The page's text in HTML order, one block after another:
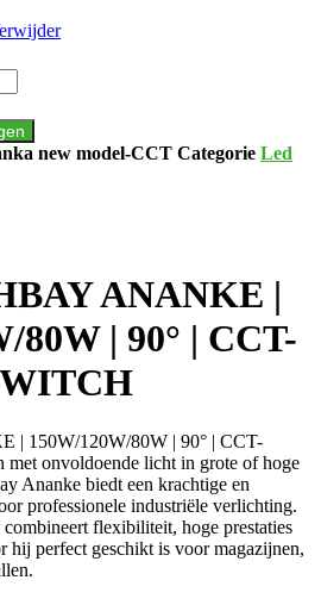
new model-CCT Categorie Led
ANANKE |
80W | 90° | CCT-
150W/120W/80W | 90° | CCT-
onvoldoende licht in grote of hoge
Ananke biedt een krachtige en
professionele industriële verlichting.
flexibiliteit, hoge prestaties
hij perfect geschikt is voor magazijnen,